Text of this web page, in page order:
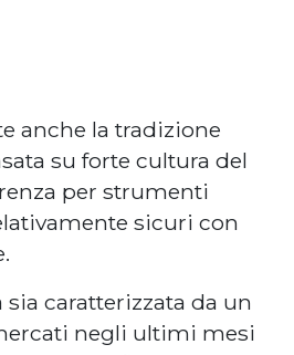
anche la tradizione
su forte cultura del
per strumenti
sicuri con
sia caratterizzata da un
negli ultimi mesi